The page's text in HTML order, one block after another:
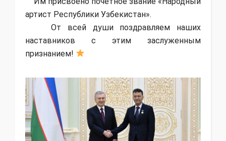
артист Республики Узбекистан».
От всей души поздравляем наших
наставников с этим заслуженным
признанием!